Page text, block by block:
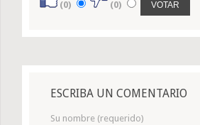
(0) (0)
ESCRIBA UN COMENTARIO
Su nombre (requerido)